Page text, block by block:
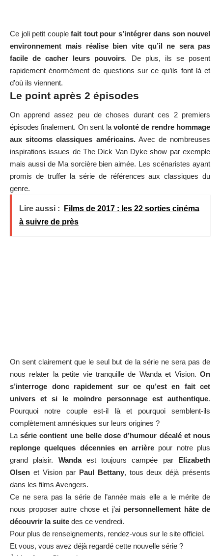
Ce joli petit couple fait tout pour s’intégrer dans son nouvel
environnement mais réalise bien vite qu’il ne sera pas
facile de cacher leurs pouvoirs. De plus, ils se posent
rapidement énormément de questions sur ce qu’ils font là et
d’où ils viennent.
Le point après 2 épisodes
On apprend assez peu de choses durant ces 2 premiers
épisodes finalement. On sent la volonté de rendre hommage
aux sitcoms classiques américains.Avec de nombreuses
inspirations issues de The Dick Van Dyke show par exemple
mais aussi de Ma sorcière bien aimée. Les scénaristes ayant
promis de truffer la série de références aux classiques du
genre.
Lire aussi :
Films de 2017 : les 22 sorties cinéma
à suivre de près
On sent clairement que le seul but de la série ne sera pas de
nous relater la petite vie tranquille de Wanda et Vision. On
s’interroge donc rapidement sur ce qu’est en fait cet
univers et si le moindre personnage est authentique.
Pourquoi notre couple est-il là et pourquoi semblent-ils
complètement amnésiques sur leurs origines ?
Lasérie contient une belle dose d’humour décalé et nous
replonge quelques décennies en arrièrepour notre plus
grand plaisir. Wandaest toujours campée parElizabeth
Olsen et Vision par Paul Bettany, tous deux déjà présents
dans les films Avengers.
Ce ne sera pas la série de l’année mais elle a le mérite de
nous proposer autre chose et j’ai personnellement hâte de
découvrir la suite des ce vendredi.
Pour plus de renseignements, rendez-vous sur le site officiel.
Et vous, vous avez déjà regardé cette nouvelle série ?